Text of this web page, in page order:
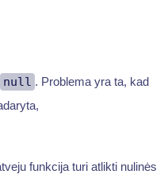
null . Problema yra ta, kad
funkcija turi atlikti nulinės